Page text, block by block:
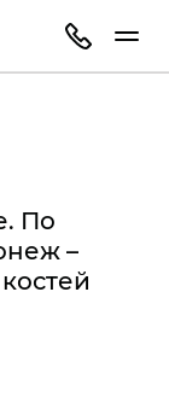
По
–